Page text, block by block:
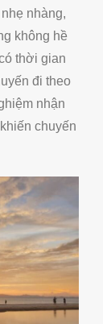
nhàng,
không hề
thời gian
đi theo
nhận
chuyến